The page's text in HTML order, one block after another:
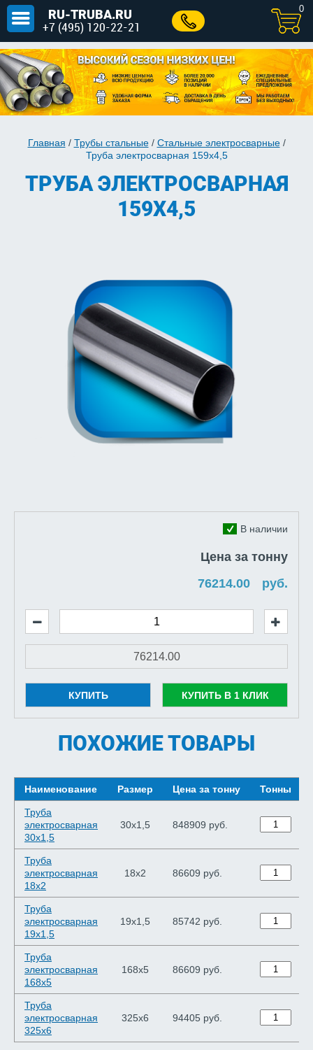
RU-TRUBA.RU
+7 (495) 120-22-21
0
Главная / Трубы стальные/ Стальные электросварные/
Труба электросварная 159х4,5
ТРУБА ЭЛЕКТРОСВАРНАЯ
159Х4,5
В наличии
Цена за тонну
руб.
КУПИТЬ КУПИТЬ В 1 КЛИК
ПОХОЖИЕ ТОВАРЫ
Наименование Размер Цена за тонну Тонны
Труба
электросварная
30х1,5
30х1,5 848909 руб.
Труба
электросварная
18х2
18х2 86609 руб.
Труба
электросварная
19х1,5
19х1,5 85742 руб.
Труба
электросварная
168х5
168х5 86609 руб.
Труба
электросварная
325х6
325х6 94405 руб.